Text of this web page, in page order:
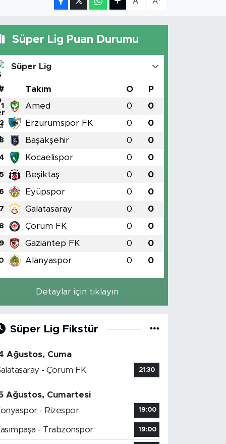
Süper Lig Puan Durumu
Süper Lig
Takım O P
1 Amed 0 0
2 Erzurumspor FK 0 0
3 Başakşehir 0 0
Kocaelispor 0 0
5 Beşiktaş 0 0
Eyüpspor 0 0
Galatasaray 0 0
Çorum FK 0 0
Gaziantep FK 0 0
Alanyaspor 0 0
Detaylar için tıklayın
Süper Lig Fikstür
Ağustos, Cuma
- Çorum FK
21:30
Ağustos, Cumartesi
- Rizespor
19:00
- Trabzonspor 19:00